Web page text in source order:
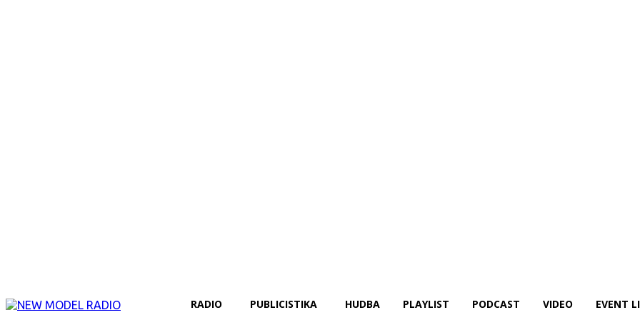
RADIO PUBLICISTIKA HUDBA PLAYLIST PODCAST VIDEO EVENT